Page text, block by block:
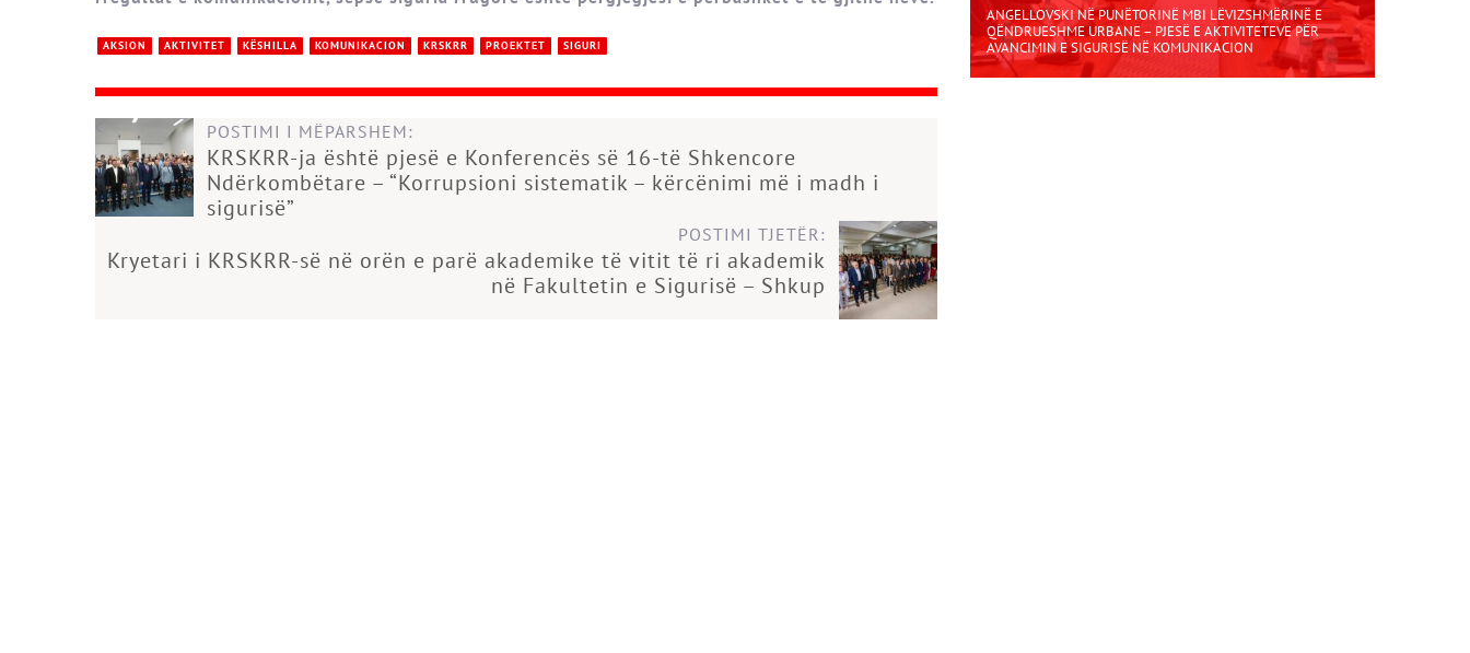
AKSION AKTIVITET KËSHILLA KOMUNIKACION KRSKRR PROEKTET SIGURI
POSTIMI I MËPARSHEM:
KRSKRR-ja është pjesë e Konferencës së 16-të Shkencore
Ndërkombëtare – “Korrupsioni sistematik – kërcënimi më i madh i
sigurisë”
POSTIMI TJETËR:
Kryetari i KRSKRR-së në orën e parë akademike të vitit të ri akademik
në Fakultetin e Sigurisë – Shkup
ANGELLOVSKI NË PUNËTORINË MBI LËVIZSHMËRINË E
QËNDRUESHME URBANE – PJESË E AKTIVITETEVE PËR
AVANCIMIN E SIGURISË NË KOMUNIKACION